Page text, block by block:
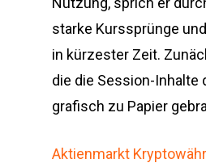
starke Kurssprünge
in kürzester Zeit.
die die Session-Inhalte
grafisch zu Papier
Aktienmarkt